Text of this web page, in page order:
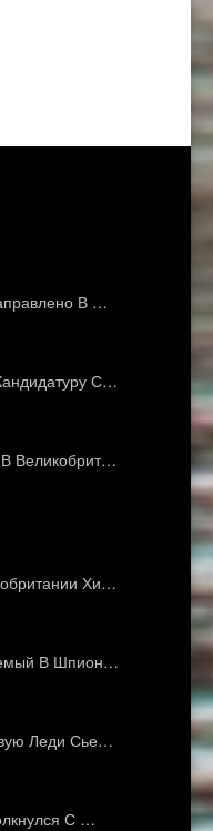
В …
С…
Великобрит…
Хи…
В Шпион…
Леди Сье…
С …